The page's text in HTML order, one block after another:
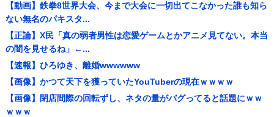
【動画】鉄拳8世界大会、今まで大会に一切出てこなかった誰も知ら
ない無名のパキスタ...
【正論】X民「真の弱者男性は恋愛ゲームとかアニメ見てない。本当
の闇を見せるね」←...
【速報】ひろゆき、離婚wwwwww
【画像】かつて天下を獲っていたYouTuberの現在ｗｗｗｗ
【画像】閉店間際の回転ずし、ネタの量がバグってると話題にｗｗ
ｗｗｗ